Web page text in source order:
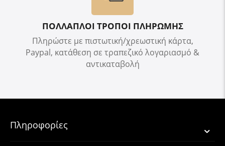
ΠΟΛΛΑΠΛΟΙ ΤΡΟΠΟΙ ΠΛΗΡΩΜΗΣ
Πληρώστε με πιστωτική/χρεωστική κάρτα,
Paypal, κατάθεση σε τραπεζικό λογαριασμό &
αντικαταβολή
Πληροφορίες